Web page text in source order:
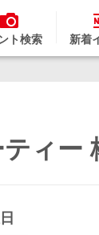
ト検索 新着
ィー